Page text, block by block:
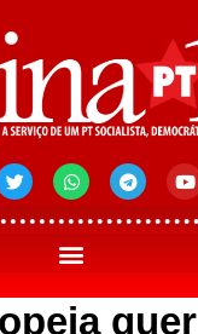
quer